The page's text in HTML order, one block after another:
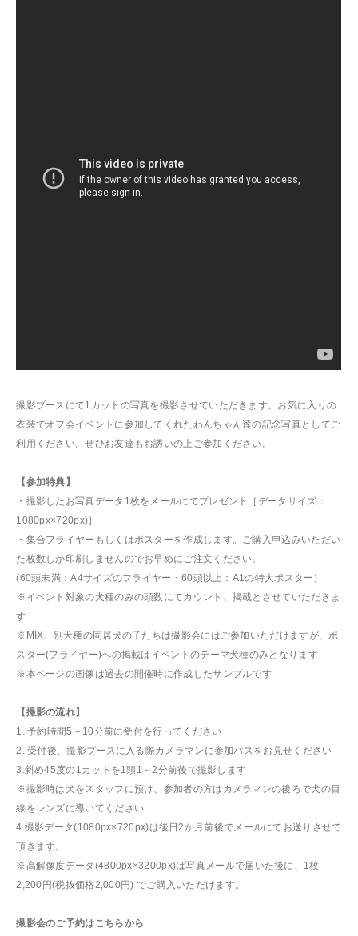
撮影ブースにて1カットの写真を撮影させていただきます。お気に入りの
衣装でオフ会イベントに参加してくれたわんちゃん達の記念写真としてご
利用ください。ぜひお友達もお誘いの上ご参加ください。
【参加特典】
・撮影したお写真データ1枚をメールにてプレゼント［データサイズ：
1080px×720px)］
・集合フライヤーもしくはポスターを作成します。ご購入申込みいただい
た枚数しか印刷しませんのでお早めにご注文ください。
(60頭未満：A4サイズのフライヤー・60頭以上：A1の特大ポスター）
※イベント対象の犬種のみの頭数にてカウント、掲載とさせていただきま
す
※MIX、別犬種の同居犬の子たちは撮影会にはご参加いただけますが、ポ
スター(フライヤー)への掲載はイベントのテーマ犬種のみとなります
※本ページの画像は過去の開催時に作成したサンプルです
【撮影の流れ】
1. 予約時間5－10分前に受付を行ってください
2. 受付後、撮影ブースに入る際カメラマンに参加パスをお見せください
3.斜め45度の1カットを1頭1～2分前後で撮影します
※撮影時は犬をスタッフに預け、参加者の方はカメラマンの後ろで犬の目
線をレンズに導いてください
4.撮影データ(1080px×720px)は後日2か月前後でメールにてお送りさせて
頂きます。
※高解像度データ(4800px×3200px)は写真メールで届いた後に、1枚
2,200円(税抜価格2,000円) でご購入いただけます。
撮影会のご予約はこちらから